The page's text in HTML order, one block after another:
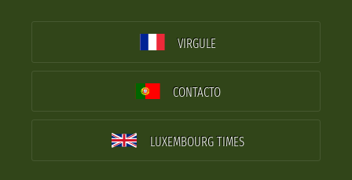
VIRGULE
CONTACTO
LUXEMBOURG TIMES